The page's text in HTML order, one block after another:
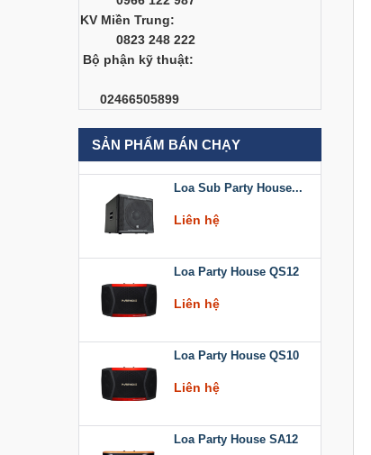
KV Miền Trung:
0823 248 222
Bộ phận kỹ thuật:
02466505899
SẢN PHẨM BÁN CHẠY
Bàn Mixer
Liên hệ
Loa Sub Party House
D218
Liên hệ
Loa Sub Party House...
Liên hệ
Loa Party House QS12
Liên hệ
Loa Party House QS10
Liên hệ
Loa Party House SA12